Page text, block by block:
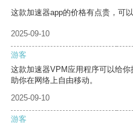
这款加速器app的价格有点贵，可
2025-09-10
游客
这款加速器VPM应用程序可以给
助你在网络上自由移动。
2025-09-10
游客